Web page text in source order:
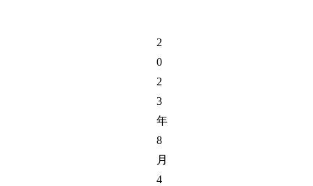
2
0
2
3
年
8
月
4